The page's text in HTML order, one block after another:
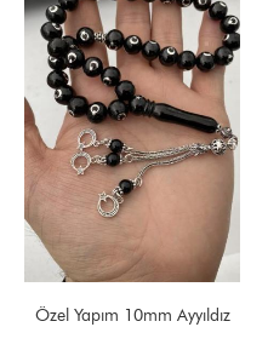
Özel Yapım 10mm Ayyıldız